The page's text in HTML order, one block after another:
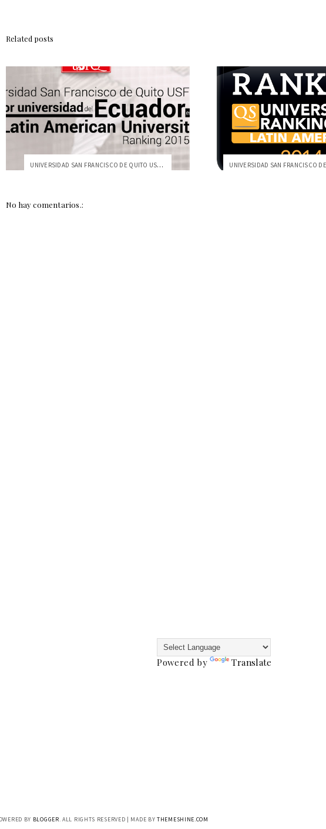
Related posts
UNIVERSIDAD SAN FRANCISCO DE QUITO USFQ ...
No hay comentarios.:
Powered by Translate
BY BLOGGER. ALL RIGHTS RESERVED | MADE BYTHEMESHINE.COM